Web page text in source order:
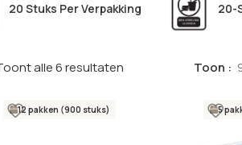
20 Stuks Per Verpakking 20-
alle 6 resultaten Toon
12 pakken (900 stuks) 5